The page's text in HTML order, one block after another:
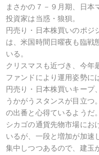
まさかの７－９月期、日本
投資家は当惑・狼狽。
円売り・日本株買いのポジ
は、米国時間日曜夜も臨戦
いる。
クリスマスも近づき、今年
ファンドにより運用姿勢に
円売り・日本株買いキープ
うかがうスタンスが目立つ
の出番と心得ているようだ。
シカゴの通貨先物市場にお
いるが、一段と増加が加速
集中しつつあるので、建玉